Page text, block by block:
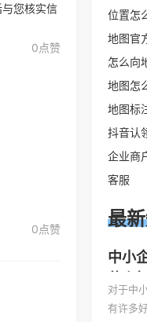
您核实信
0点赞
0点赞
位置怎
地图官
怎么向
地图怎
地图标
企业商
客服
最
中小
对于中
有许多